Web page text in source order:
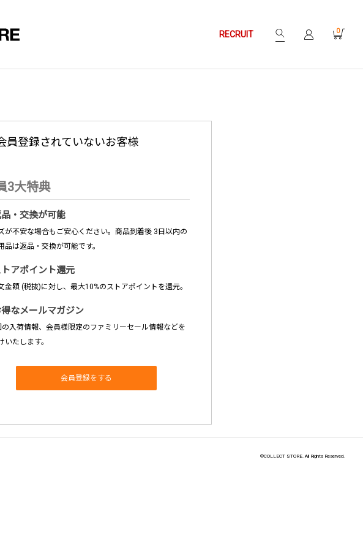
RECRUIT 0
員登録されていないお客様
3大特典
品・交換が可能
が不安な場合もご安心ください。商品到着後 3日以内の
品は返品・交換が可能です。
アポイント還元
金額 (税抜)に対し、最大10%のストアポイントを還元。
なメールマガジン
の入荷情報、会員様限定のファミリーセール情報などを
いたします。
会員登録をする
©COLLECT STORE. All Rights Reserved.